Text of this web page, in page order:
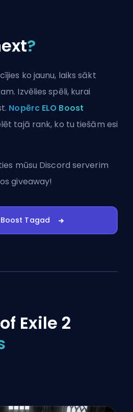
?
ko jaunu, laiks sākt
Izvēlies spēli, kurai
Nopērc ELO Boost
tajā rank, ko tu tiešām esi
mūsu Discord serverim
giveaway!
Tagad
Exile 2